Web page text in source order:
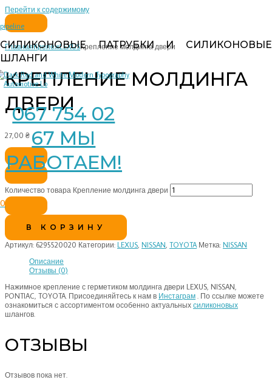
Перейти к содержимому
pipeline
СИЛИКОНОВЫЕ ПАТРУБКИ И СИЛИКОНОВЫЕ
ШЛАНГИ
067 754 02
67 МЫ
РАБОТАЕМ!
0
ГлавнаяКрепежLEXUSКрепление молдинга двери
КРЕПЛЕНИЕ МОЛДИНГА
ДВЕРИ
27,00 ₴
Количество товара Крепление молдинга двери
В КОРЗИНУ
Артикул: 6295520020 Категории: LEXUS, NISSAN, TOYOTA Метка: NISSAN
Описание
Отзывы (0)
Нажимное крепление с герметиком молдинга двери LEXUS, NISSAN,
PONTIAC, TOYOTA. Присоединяйтесь к нам в Инстаграм . По ссылке можете
ознакомиться с ассортиментом особенно актуальных силиконовых
шлангов.
ОТЗЫВЫ
Отзывов пока нет.